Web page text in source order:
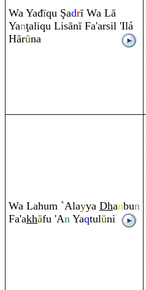
Wa Yađīqu Şadrī Wa Lā
Yanţaliqu Lisānī Fa'arsil 'Ilá
Hārūna
Wa Lahum `Alayya Dhanbun
Fa'akhāfu 'An Yaqtulūni